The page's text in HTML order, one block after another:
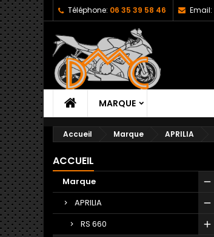
Téléphone: 06 35 39 58 46 Email:
MARQUE
Accueil Marque APRILIA
ACCUEIL
Marque
APRILIA
RS 660